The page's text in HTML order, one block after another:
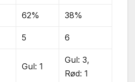
62% 38%
5 6
Gul: 1
Gul: 3,
Rød: 1